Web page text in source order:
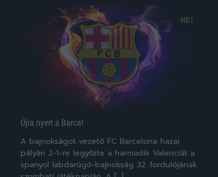
NB1
Újra nyert a Barca!
A bajnokságot vezető FC Barcelona hazai
pályán 2-1-re legyőzte a harmadik Valenciát a
spanyol labdarúgó-bajnokság 32. fordulójának